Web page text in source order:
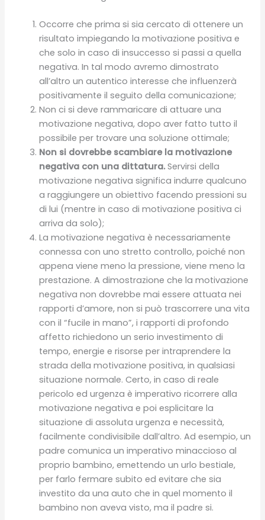
Occorre che prima si sia cercato di ottenere un
risultato impiegando la motivazione positiva e
che solo in caso di insuccesso si passi a quella
negativa. In tal modo avremo dimostrato
all’altro un autentico interesse che influenzerà
positivamente il seguito della comunicazione;
Non ci si deve rammaricare di attuare una
motivazione negativa, dopo aver fatto tutto il
possibile per trovare una soluzione ottimale;
Non si dovrebbe scambiare la motivazione
negativa con una dittatura.Servirsi della
motivazione negativa significa indurre qualcuno
a raggiungere un obiettivo facendo pressioni su
di lui (mentre in caso di motivazione positiva ci
arriva da solo);
La motivazione negativa è necessariamente
connessa con uno stretto controllo, poiché non
appena viene meno la pressione, viene meno la
prestazione. A dimostrazione che la motivazione
negativa non dovrebbe mai essere attuata nei
rapporti d’amore, non si può trascorrere una vita
con il “fucile in mano”, i rapporti di profondo
affetto richiedono un serio investimento di
tempo, energie e risorse per intraprendere la
strada della motivazione positiva, in qualsiasi
situazione normale. Certo, in caso di reale
pericolo ed urgenza è imperativo ricorrere alla
motivazione negativa e poi esplicitare la
situazione di assoluta urgenza e necessità,
facilmente condivisibile dall’altro. Ad esempio, un
padre comunica un imperativo minaccioso al
proprio bambino, emettendo un urlo bestiale,
per farlo fermare subito ed evitare che sia
investito da una auto che in quel momento il
bambino non aveva visto, ma il padre si.